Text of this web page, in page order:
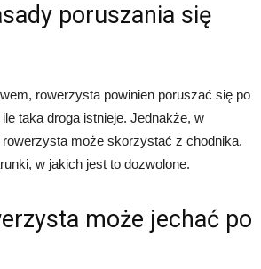
poruszania się
rowerzysta powinien poruszać się po
taka droga istnieje. Jednakże, w
może skorzystać z chodnika.
w jakich jest to dozwolone.
może jechać po